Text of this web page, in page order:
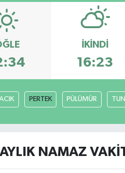
İKINDI
16:23
PERTEK PÜLÜMÜR
NAMAZ